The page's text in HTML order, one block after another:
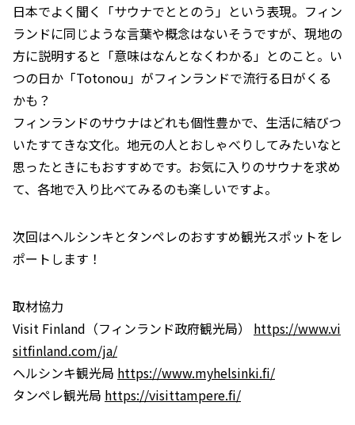
日本でよく聞く「サウナでととのう」という表現。フィン
ランドに同じような言葉や概念はないそうですが、現地の
方に説明すると「意味はなんとなくわかる」とのこと。い
つの日か「Totonou」がフィンランドで流行る日がくる
かも？
フィンランドのサウナはどれも個性豊かで、生活に結びつ
いたすてきな文化。地元の人とおしゃべりしてみたいなと
思ったときにもおすすめです。お気に入りのサウナを求め
て、各地で入り比べてみるのも楽しいですよ。
次回はヘルシンキとタンペレのおすすめ観光スポットをレ
ポートします！
取材協力
Visit Finland（フィンランド政府観光局） https://www.vi
sitfinland.com/ja/
ヘルシンキ観光局 https://www.myhelsinki.fi/
タンペレ観光局 https://visittampere.fi/